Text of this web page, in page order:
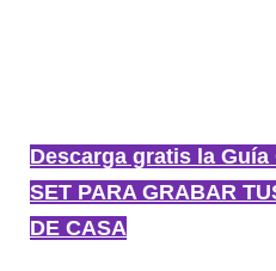
Descarga gratis la Guía
SET PARA GRABAR
DE CASA